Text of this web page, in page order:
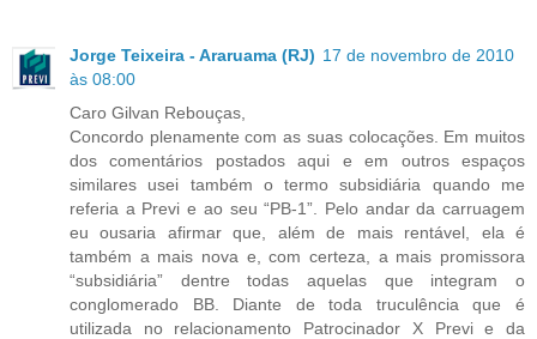
Jorge Teixeira - Araruama (RJ) 17 de novembro de 2010
às 08:00
Caro Gilvan Rebouças,
Concordo plenamente com as suas colocações. Em muitos
dos comentários postados aqui e em outros espaços
similares usei também o termo subsidiária quando me
referia a Previ e ao seu “PB-1”. Pelo andar da carruagem
eu ousaria afirmar que, além de mais rentável, ela é
também a mais nova e, com certeza, a mais promissora
“subsidiária” dentre todas aquelas que integram o
conglomerado BB. Diante de toda truculência que é
utilizada no relacionamento Patrocinador X Previ e da